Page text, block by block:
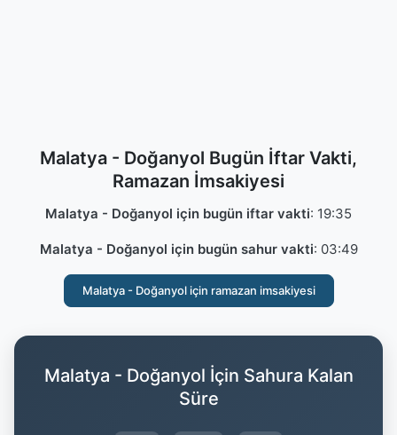
Malatya - Doğanyol Bugün İftar Vakti,
Ramazan İmsakiyesi
Malatya - Doğanyol için bugün iftar vakti: 19:35
Malatya - Doğanyol için bugün sahur vakti: 03:49
Malatya - Doğanyol için ramazan imsakiyesi
Malatya - Doğanyol İçin Sahura Kalan
Süre